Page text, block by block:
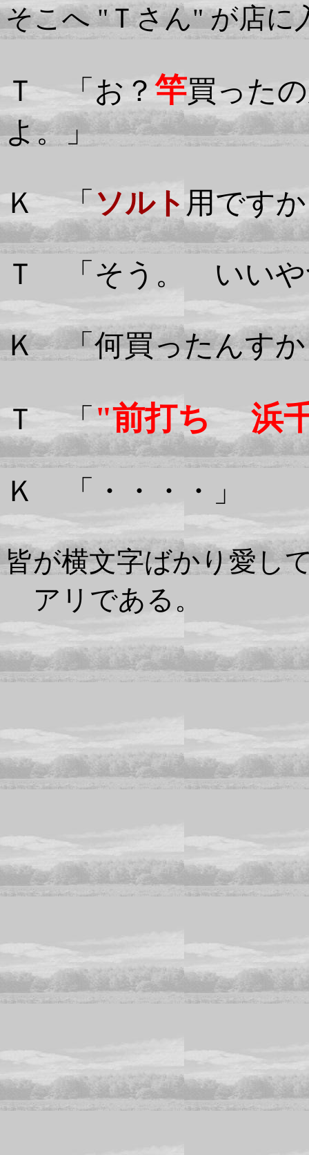
そこへ "Ｔさん" が店に
Ｔ 「お？ 竿買った
よ。」
Ｋ 「ソルト 用です
Ｔ 「そう。 いいや
Ｋ 「何買ったんすか
Ｔ 「"前打ち 浜
Ｋ 「・・・・」
皆が横文字ばかり愛し
アリである。